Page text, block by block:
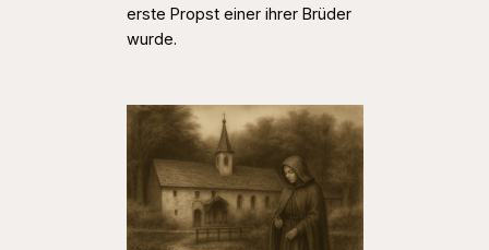
erste Propst einer ihrer Brüder
wurde.